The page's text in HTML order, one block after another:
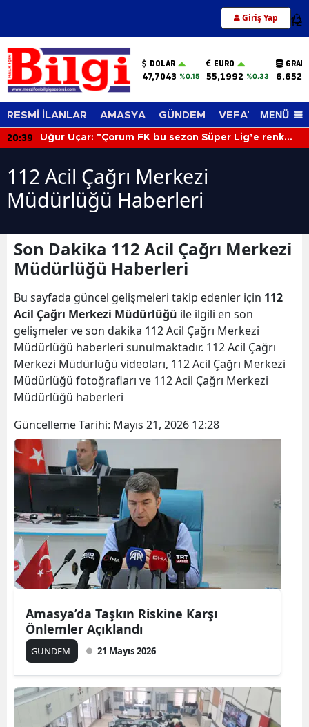
Giriş Yap 12
DOLAR
47,7043 %0.15
EURO
55,1992 %0.33
RESMİ İLANLAR AMASYA GÜNDEM VEFAT EDENLER
MENÜ
20:39
Uğur Uçar: "Çorum FK bu sezon Süper Lig’e renk
112 Acil Çağrı Merkezi
Müdürlüğü Haberleri
Son Dakika 112 Acil Çağrı Merkezi
Müdürlüğü Haberleri
Bu sayfada güncel gelişmeleri takip edenler için 112
Acil Çağrı Merkezi Müdürlüğü ile ilgili en son
gelişmeler ve son dakika 112 Acil Çağrı Merkezi
Müdürlüğü haberleri sunulmaktadır. 112 Acil Çağrı
Merkezi Müdürlüğü videoları, 112 Acil Çağrı Merkezi
Müdürlüğü fotoğrafları ve 112 Acil Çağrı Merkezi
Müdürlüğü haberleri
Güncelleme Tarihi: Mayıs 21, 2026 12:28
Amasya’da Taşkın Riskine Karşı
Önlemler Açıklandı
GÜNDEM 21 Mayıs 2026